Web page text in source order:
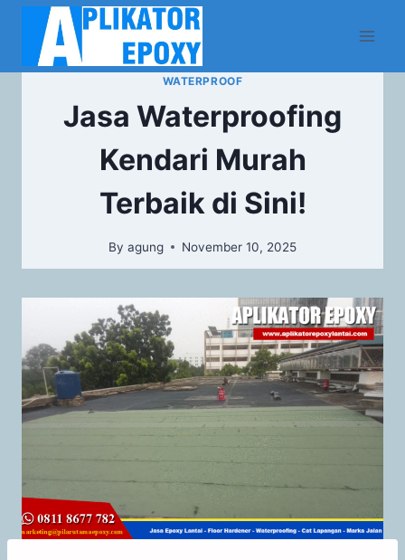
WATERPROOF
Jasa Waterproofing
Kendari Murah
Terbaik di Sini!
By agung November 10, 2025